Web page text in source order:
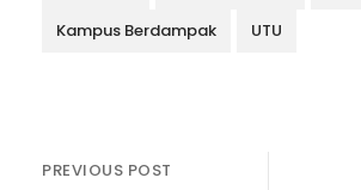
Kampus Berdampak
UTU
PREVIOUS POST